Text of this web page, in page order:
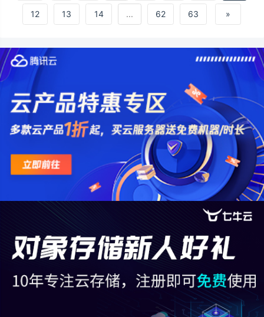
单。先说清楚它的角色&#xff1a;OpenClaw 现
在已经内置官
12 13 14 ... 62 63 »